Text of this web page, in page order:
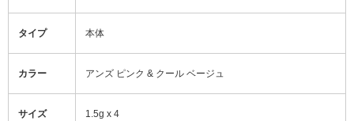
タイプ 本体
カラー アンズ ピンク & クール ベージュ
サイズ 1.5g x 4